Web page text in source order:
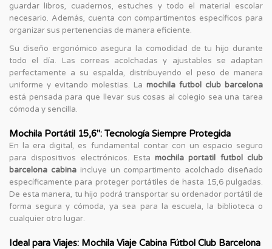
guardar libros, cuadernos, estuches y todo el material escolar
necesario. Además, cuenta con compartimentos específicos para
organizar sus pertenencias de manera eficiente.
Su diseño ergonómico asegura la comodidad de tu hijo durante
todo el día. Las correas acolchadas y ajustables se adaptan
perfectamente a su espalda, distribuyendo el peso de manera
uniforme y evitando molestias. La mochila futbol club barcelona
está pensada para que llevar sus cosas al colegio sea una tarea
cómoda y sencilla.
Mochila Portátil 15,6'': Tecnología Siempre Protegida
En la era digital, es fundamental contar con un espacio seguro
para dispositivos electrónicos. Estamochila portatil futbol club
barcelona cabinaincluye un compartimento acolchado diseñado
específicamente para proteger portátiles de hasta 15,6 pulgadas.
De esta manera, tu hijo podrá transportar su ordenador portátil de
forma segura y cómoda, ya sea para la escuela, la biblioteca o
cualquier otro lugar.
Ideal para Viajes: Mochila Viaje Cabina Fútbol Club Barcelona